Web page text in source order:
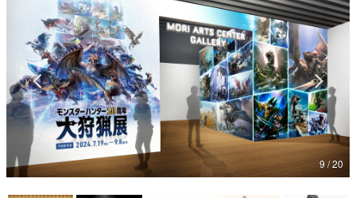
なんでゲームは面白い？
ゲーム開発者・hamatsu氏がゲームの魅力を画面や操作の
具体的な形から解き明かしていく、硬派で骨太な評論連載
です。
ゲームが変えた日本語
「経験値」「裏技」「ラスボス」… ゲームにまつわる言葉
の起源や用法の変遷を、コンピューター文化史研究家・タ
イニーP氏が徹底調査。
カテゴリ
9 / 20